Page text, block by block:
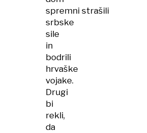
spremni strašili
srbske
sile
in
bodrili
hrvaške
vojake.
Drugi
bi
rekli,
da